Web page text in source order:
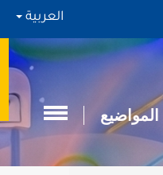
العربية
المواضيع